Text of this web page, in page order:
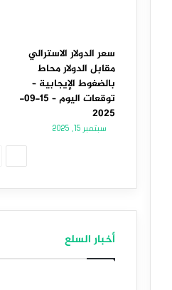
سعر الدولار الاسترالي
مقابل الدولار محاط
بالضغوط الإيجابية –
توقعات اليوم – 15-09-
2025
سبتمبر 15, 2025
أخبار السلع